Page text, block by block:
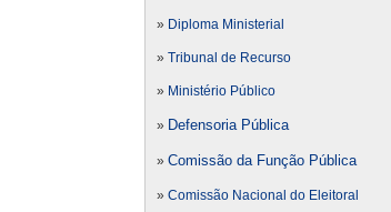
» Diploma Ministerial
» Tribunal de Recurso
» Ministério Público
» Defensoria Pública
» Comissão da Função Pública
» Comissão Nacional do Eleitoral